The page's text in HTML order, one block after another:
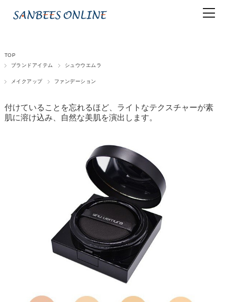
TOP
ブランドアイテム
シュウウエムラ
メイクアップ ファンデーション
付けていることを忘れるほど、ライトなテクスチャーが素
肌に溶け込み、自然な美肌を演出します。